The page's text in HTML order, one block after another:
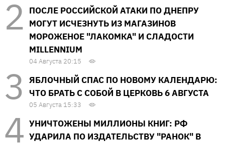
ПОСЛЕ РОССИЙСКОЙ АТАКИ ПО ДНЕПРУ
МОГУТ ИСЧЕЗНУТЬ ИЗ МАГАЗИНОВ
МОРОЖЕНОЕ "ЛАКОМКА" И СЛАДОСТИ
MILLENNIUM
04 Августа 20:15
ЯБЛОЧНЫЙ СПАС ПО НОВОМУ КАЛЕНДАРЮ:
ЧТО БРАТЬ С СОБОЙ В ЦЕРКОВЬ 6 АВГУСТА
05 Августа 15:33
УНИЧТОЖЕНЫ МИЛЛИОНЫ КНИГ: РФ
УДАРИЛА ПО ИЗДАТЕЛЬСТВУ "РАНОК" В